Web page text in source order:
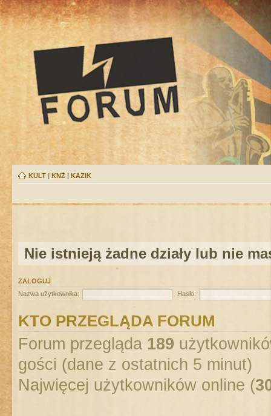
KULT | KNŻ | KAZIK
Nie istnieją żadne działy lub nie
ZALOGUJ
Nazwa użytkownika:
Hasło:
KTO PRZEGLĄDA FORUM
Forum przegląda 189
gości (dane z ostatnich 5 minut)
Najwięcej użytkowników online (